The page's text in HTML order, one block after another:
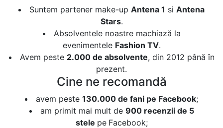
Suntem partener make-up Antena 1 si Antena
Stars.
Absolventele noastre machiază la
evenimentele Fashion TV.
Avem peste 2.000 de absolvente, din 2012 până în
prezent.
Cine ne recomandă
avem peste 130.000 de fani pe Facebook;
am primit mai mult de 900 recenzii de 5
stele pe Facebook;